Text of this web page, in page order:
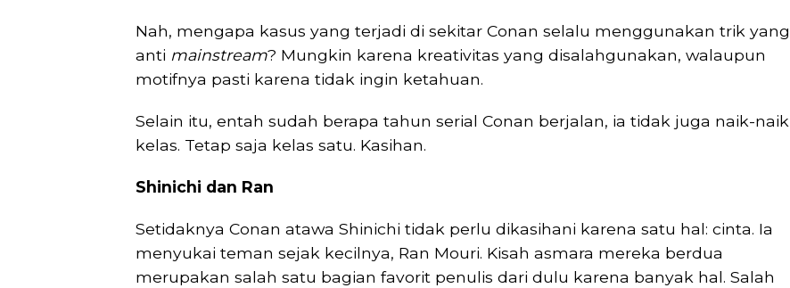
Nah, mengapa kasus yang terjadi di sekitar Conan selalu menggunakan trik yang
anti mainstream? Mungkin karena kreativitas yang disalahgunakan, walaupun
motifnya pasti karena tidak ingin ketahuan.
Selain itu, entah sudah berapa tahun serial Conan berjalan, ia tidak juga naik-naik
kelas. Tetap saja kelas satu. Kasihan.
Shinichi dan Ran
Setidaknya Conan atawa Shinichi tidak perlu dikasihani karena satu hal: cinta. Ia
menyukai teman sejak kecilnya, Ran Mouri. Kisah asmara mereka berdua
merupakan salah satu bagian favorit penulis dari dulu karena banyak hal. Salah